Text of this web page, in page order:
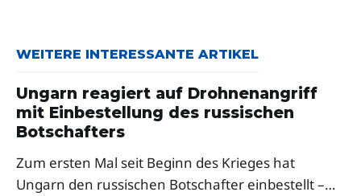
WEITERE INTERESSANTE ARTIKEL
Ungarn reagiert auf Drohnenangriff
mit Einbestellung des russischen
Botschafters
Zum ersten Mal seit Beginn des Krieges hat
Ungarn den russischen Botschafter einbestellt –